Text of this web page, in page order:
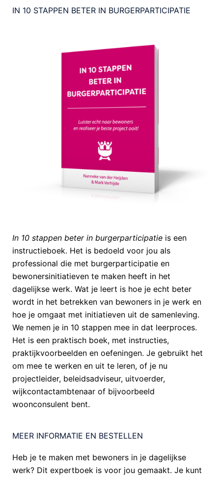
IN 10 STAPPEN BETER IN BURGERPARTICIPATIE
In 10 stappen beter in burgerparticipatie is een
instructieboek. Het is bedoeld voor jou als
professional die met burgerparticipatie en
bewonersinitiatieven te maken heeft in het
dagelijkse werk. Wat je leert is hoe je echt beter
wordt in het betrekken van bewoners in je werk en
hoe je omgaat met initiatieven uit de samenleving.
We nemen je in 10 stappen mee in dat leerproces.
Het is een praktisch boek, met instructies,
praktijkvoorbeelden en oefeningen. Je gebruikt het
om mee te werken en uit te leren, of je nu
projectleider, beleidsadviseur, uitvoerder,
wijkcontactambtenaar of bijvoorbeeld
woonconsulent bent.
MEER INFORMATIE EN BESTELLEN
Heb je te maken met bewoners in je dagelijkse
werk? Dit expertboek is voor jou gemaakt. Je kunt